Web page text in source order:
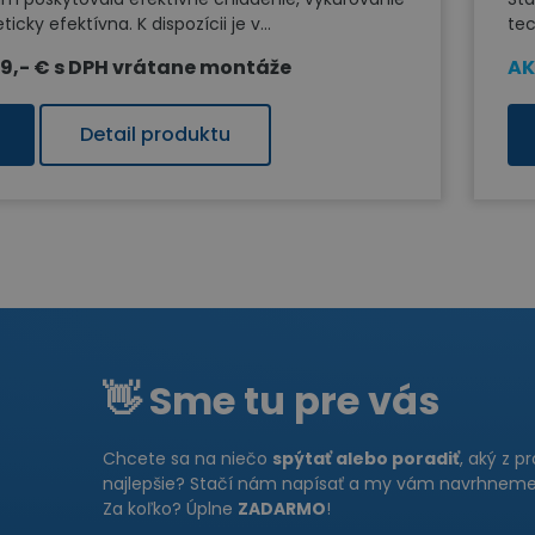
efektívna. K dispozícii je v...
€ s DPH vrátane montáže
Detail produktu
👋 Sme tu pre vás
Chcete sa na niečo spýtať alebo poradiť, aký z
najlepšie? Stačí nám napísať a my vám
Za koľko? Úplne ZADARMO!